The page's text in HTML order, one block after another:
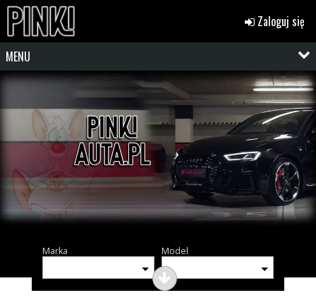
Zaloguj się
MENU
Marka Model